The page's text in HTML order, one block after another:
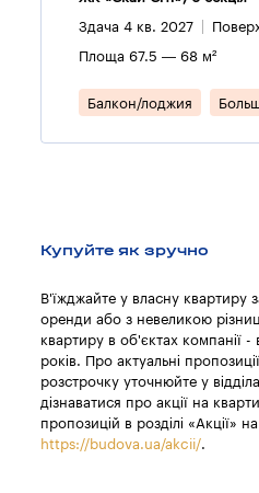
Здача 4 кв. 2027
Площа 67.5 — 68 м²
Балкон/лоджия
Купуйте як зручно
В'їжджайте у власну квартиру
оренди або з невеликою
квартиру в об'єктах компанії
років. Про актуальні
розстрочку уточнюйте у
дізнаватися про акції на
пропозицій в розділі «Акції»
https://budova.ua/akcii/.